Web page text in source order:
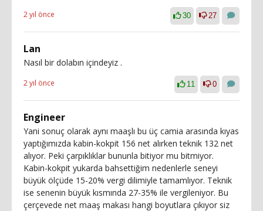
2 yıl önce 30 27
Lan
Nasıl bir dolabın içindeyiz .
2 yıl önce 11 0
Engineer
Yani sonuç olarak aynı maaşlı bu üç camia arasında kıyas
yaptığımızda kabin-kokpit 156 net alırken teknik 132 net
alıyor. Peki çarpıklıklar bununla bitiyor mu bitmiyor.
Kabin-kokpit yukarda bahsettiğim nedenlerle seneyi
büyük ölçüde 15-20% vergi dilimiyle tamamlıyor. Teknik
ise senenin büyük kısmında 27-35% ile vergileniyor. Bu
çerçevede net maaş makası hangi boyutlara çıkıyor siz